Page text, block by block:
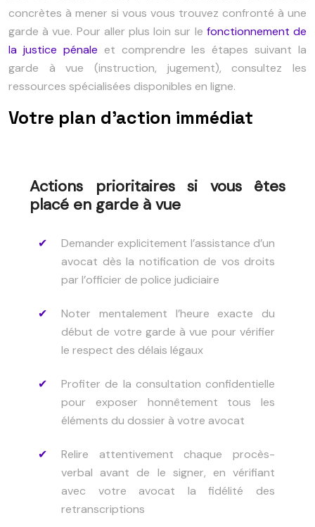
concrètes à mener si vous vous trouvez confronté à une
garde à vue. Pour aller plus loin sur le fonctionnement de
la justice pénale et comprendre les étapes suivant la
garde à vue (instruction, jugement), consultez les
ressources spécialisées disponibles en ligne.
Votre plan d’action immédiat
Actions prioritaires si vous êtes
placé en garde à vue
Demander explicitement l’assistance d’un
avocat dès la notification de vos droits
par l’officier de police judiciaire
Noter mentalement l’heure exacte du
début de votre garde à vue pour vérifier
le respect des délais légaux
Profiter de la consultation confidentielle
pour exposer honnêtement tous les
éléments du dossier à votre avocat
Relire attentivement chaque procès-
verbal avant de le signer, en vérifiant
avec votre avocat la fidélité des
retranscriptions